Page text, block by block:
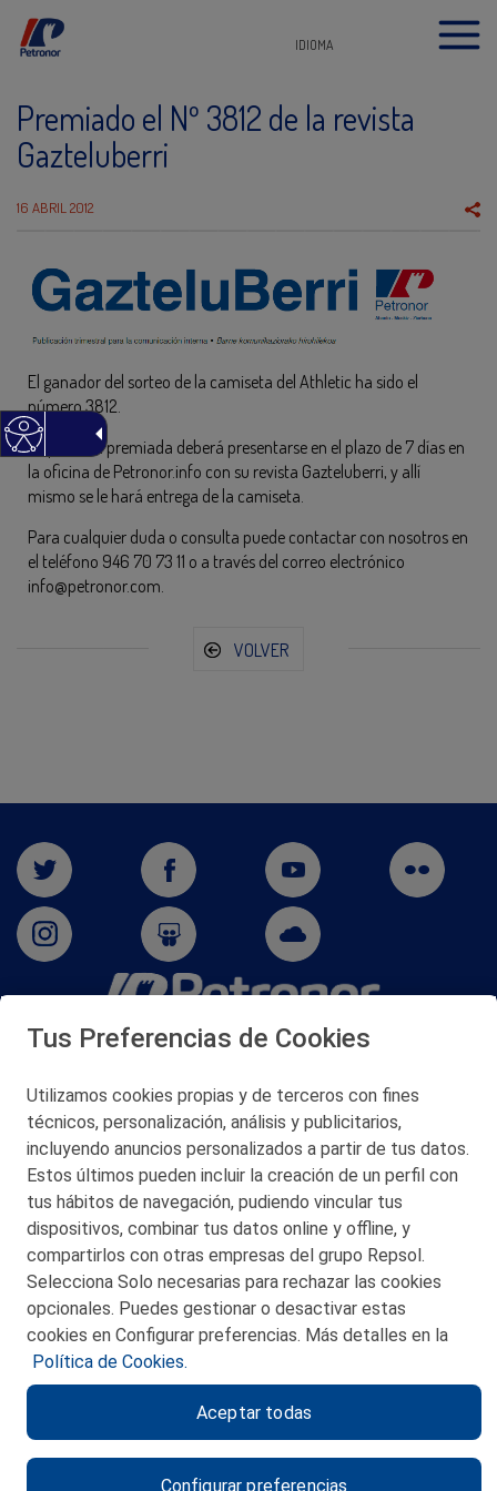
IDIOMA
Premiado el Nº 3812 de la revista
Gazteluberri
16 ABRIL 2012
El ganador del sorteo de la camiseta del Athletic ha sido el
número 3812.
La persona premiada deberá presentarse en el plazo de 7 días en
la oficina de Petronor.info con su revista Gazteluberri, y allí
mismo se le hará entrega de la camiseta.
Para cualquier duda o consulta puede contactar con nosotros en
el teléfono 946 70 73 11 o a través del correo electrónico
info@petronor.com.
VOLVER
San Martín 5-Edificio Muñatones,
© 2026 Petronor S.A.
CONTACTO
MAPA WEB
POLITICA DE PRIVACIDAD
POLITICA DE COOKIES
CANAL DE ÉTICA
Tus Preferencias de Cookies
Utilizamos cookies propias y de terceros con fines
técnicos, personalización, análisis y publicitarios,
incluyendo anuncios personalizados a partir de tus datos.
Estos últimos pueden incluir la creación de un perfil con
tus hábitos de navegación, pudiendo vincular tus
dispositivos, combinar tus datos online y offline, y
compartirlos con otras empresas del grupo Repsol.
Selecciona Solo necesarias para rechazar las cookies
opcionales. Puedes gestionar o desactivar estas
cookies en Configurar preferencias. Más detalles en la
Política de Cookies.
Configurar preferencias
Aceptar todas